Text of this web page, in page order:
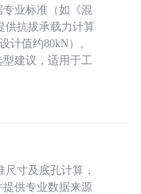
业标准（如《混
供抗拔承载力计算
计值约80kN）。
建议，适用于工
寸及底孔计算，
供专业数据来源